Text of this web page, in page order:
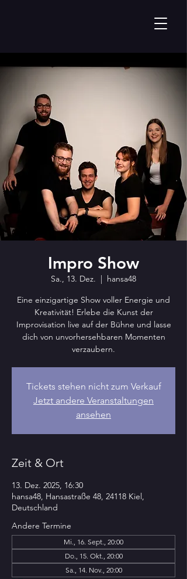
Impro Show
Sa., 13. Dez.
  |
hansa48
Eine einzigartige Show voller Energie und
Kreativität! Erlebe die Kunst der
Improvisation live auf der Bühne und lasse
dich von unvorhersehbaren Momenten
verzaubern.
Tickets stehen nicht zum Verkauf
Jetzt andere Veranstaltungen
ansehen
Zeit & Ort
13. Dez. 2025, 16:30
hansa48, Hansastraße 48, 24118 Kiel,
Deutschland
Andere Termine
Mi., 16. Sept., 20:00
Do., 15. Okt., 20:00
Sa., 14. Nov., 20:00